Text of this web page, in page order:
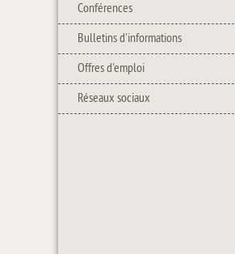
Conférences
Bulletins d'informations
Offres d'emploi
Réseaux sociaux